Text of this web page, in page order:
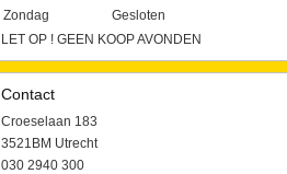
Zondag
Gesloten
LET OP ! GEEN KOOP AVONDEN
Contact
Croeselaan 183
3521BM Utrecht
030 2940 300